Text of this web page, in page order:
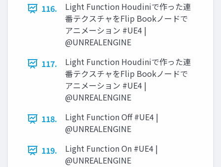
116.
Light Function Houdiniで作った連
番テクスチャをFlip Bookノードで
アニメーション #UE4 |
@UNREALENGINE
117.
Light Function Houdiniで作った連
番テクスチャをFlip Bookノードで
アニメーション #UE4 |
@UNREALENGINE
118.
Light Function Off #UE4 |
@UNREALENGINE
119.
Light Function On #UE4 |
@UNREALENGINE